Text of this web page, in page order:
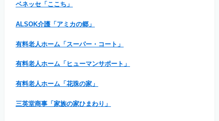
ベネッセ「ここち」
ALSOK介護「アミカの郷」
有料老人ホーム「スーパー・コート」
有料老人ホーム「ヒューマンサポート」
有料老人ホーム「花珠の家」
三英堂商事「家族の家ひまわり」